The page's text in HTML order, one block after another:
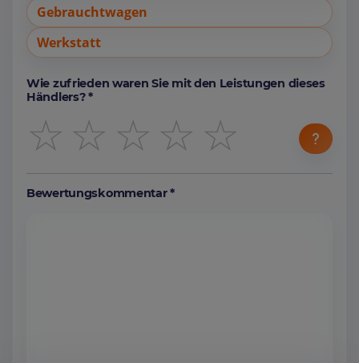
Gebrauchtwagen
Werkstatt
Wie zufrieden waren Sie mit den Leistungen dieses
Händlers? *
☆
☆
☆
☆
☆
Bewertungskommentar *